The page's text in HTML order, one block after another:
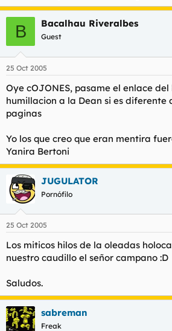
B Bacalhau Riveralbes
Guest
25 Oct 2005
Oye cOJONES, pasame el enlace
humillacion a la Dean si es diferente
paginas
Yo los que creo que eran mentira
Yanira Bertoni
JUGULATOR
Pornófilo
25 Oct 2005
Los miticos hilos de la oleadas
nuestro caudillo el señor campano :D
Saludos.
sabreman
Freak